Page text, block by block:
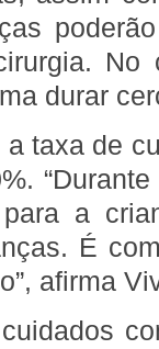
No
durar
taxa de
a
É
afirma